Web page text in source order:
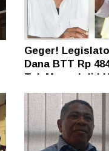
Geger!
Dana BTT Rp
Tak Muncul di